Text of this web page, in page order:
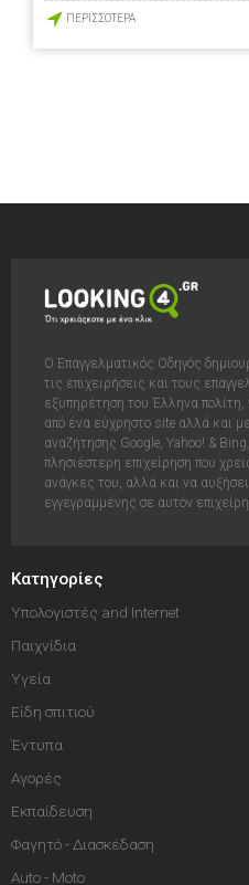
ΠΕΡΙΣΣΟΤΕΡΑ
Ο Επαγγελματικός Οδηγός
τις επιχειρήσεις και τους
εξυπηρέτηση του Έλληνα
από ένα εύχρηστο site αλλά και
αναζήτησης Google, Yahoo! &
πλησιέστερη επιχείρηση που
ανάγκες του, αλλά και να
εγγεγραμμένης σε αυτόν
Κατηγορίες
Υπολογιστές and Internet
Παιχνίδια
Υγεία
Είδη σπιτιού
Έντυπα
Αγορές
Εκπαίδευση
Φαγητό - Διασκέδαση
Auto - Moto